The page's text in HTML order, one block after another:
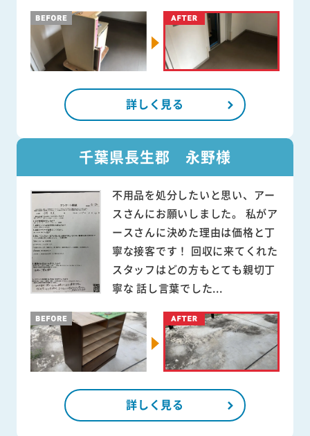
詳しく見る
千葉県長生郡 永野様
不用品を処分したいと思い、アー
スさんにお願いしました。 私がア
ースさんに決めた理由は価格と丁
寧な接客です！ 回収に来てくれた
スタッフはどの方もとても親切丁
寧な 話し言葉でした...
詳しく見る